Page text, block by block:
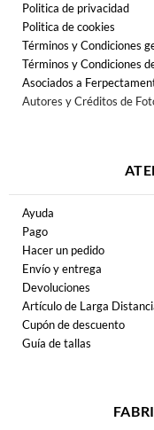
Politica de privacidad
Politica de cookies
Términos y Condiciones
Términos y Condiciones
Asociados a
Autores y Créditos de
Ayuda
Pago
Hacer un pedido
Envío y entrega
Devoluciones
Artículo de Larga
Cupón de descuento
Guía de tallas